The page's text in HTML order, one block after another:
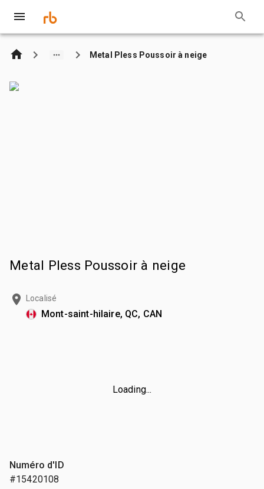
Metal Pless Poussoir à neige
Metal Pless Poussoir à neige
Localisé
Mont-saint-hilaire, QC, CAN
Loading...
Numéro d'ID
#15420108